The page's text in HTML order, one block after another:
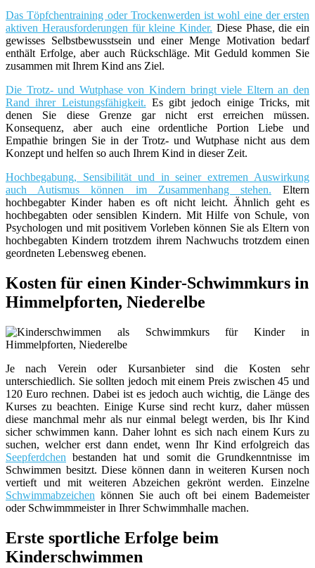
Das Töpfchentraining oder Trockenwerden ist wohl eine der ersten
aktiven Herausforderungen für kleine Kinder. Diese Phase, die ein
gewisses Selbstbewusstsein und einer Menge Motivation bedarf
enthält Erfolge, aber auch Rückschläge. Mit Geduld kommen Sie
zusammen mit Ihrem Kind ans Ziel.
Die Trotz- und Wutphase von Kindern bringt viele Eltern an den
Rand ihrer Leistungsfähigkeit. Es gibt jedoch einige Tricks, mit
denen Sie diese Grenze gar nicht erst erreichen müssen.
Konsequenz, aber auch eine ordentliche Portion Liebe und
Empathie bringen Sie in der Trotz- und Wutphase nicht aus dem
Konzept und helfen so auch Ihrem Kind in dieser Zeit.
Hochbegabung, Sensibilität und in seiner extremen Auswirkung
auch Autismus können im Zusammenhang stehen. Eltern
hochbegabter Kinder haben es oft nicht leicht. Ähnlich geht es
hochbegabten oder sensiblen Kindern. Mit Hilfe von Schule, von
Psychologen und mit positivem Vorleben können Sie als Eltern von
hochbegabten Kindern trotzdem ihrem Nachwuchs trotzdem einen
geordneten Lebensweg ebenen.
Kosten für einen Kinder-Schwimmkurs in
Himmelpforten, Niederelbe
Je nach Verein oder Kursanbieter sind die Kosten sehr
unterschiedlich. Sie sollten jedoch mit einem Preis zwischen 45 und
120 Euro rechnen. Dabei ist es jedoch auch wichtig, die Länge des
Kurses zu beachten. Einige Kurse sind recht kurz, daher müssen
diese manchmal mehr als nur einmal belegt werden, bis Ihr Kind
sicher schwimmen kann. Daher lohnt es sich nach einem Kurs zu
suchen, welcher erst dann endet, wenn Ihr Kind erfolgreich das
Seepferdchen bestanden hat und somit die Grundkenntnisse im
Schwimmen besitzt. Diese können dann in weiteren Kursen noch
vertieft und mit weiteren Abzeichen gekrönt werden. Einzelne
Schwimmabzeichen können Sie auch oft bei einem Bademeister
oder Schwimmmeister in Ihrer Schwimmhalle machen.
Erste sportliche Erfolge beim
Kinderschwimmen